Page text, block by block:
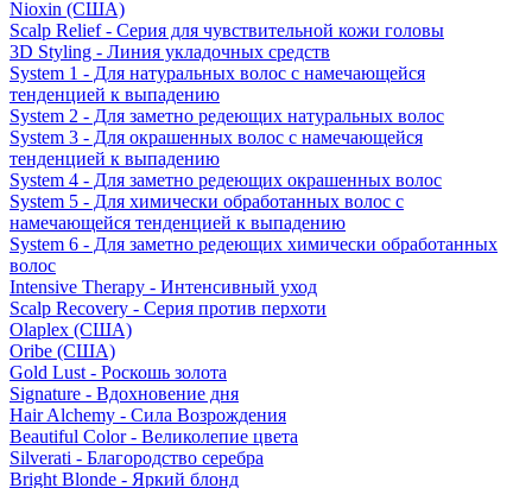
Nioxin (США)
Scalp Relief - Серия для чувствительной кожи головы
3D Styling - Линия укладочных средств
System 1 - Для натуральных волос с намечающейся
тенденцией к выпадению
System 2 - Для заметно редеющих натуральных волос
System 3 - Для окрашенных волос с намечающейся
тенденцией к выпадению
System 4 - Для заметно редеющих окрашенных волос
System 5 - Для химически обработанных волос с
намечающейся тенденцией к выпадению
System 6 - Для заметно редеющих химически обработанных
волос
Intensive Therapy - Интенсивный уход
Scalp Recovery - Серия против перхоти
Olaplex (США)
Oribe (США)
Gold Lust - Роскошь золота
Signature - Вдохновение дня
Hair Alchemy - Сила Возрождения
Beautiful Color - Великолепие цвета
Silverati - Благородство серебра
Bright Blonde - Яркий блонд